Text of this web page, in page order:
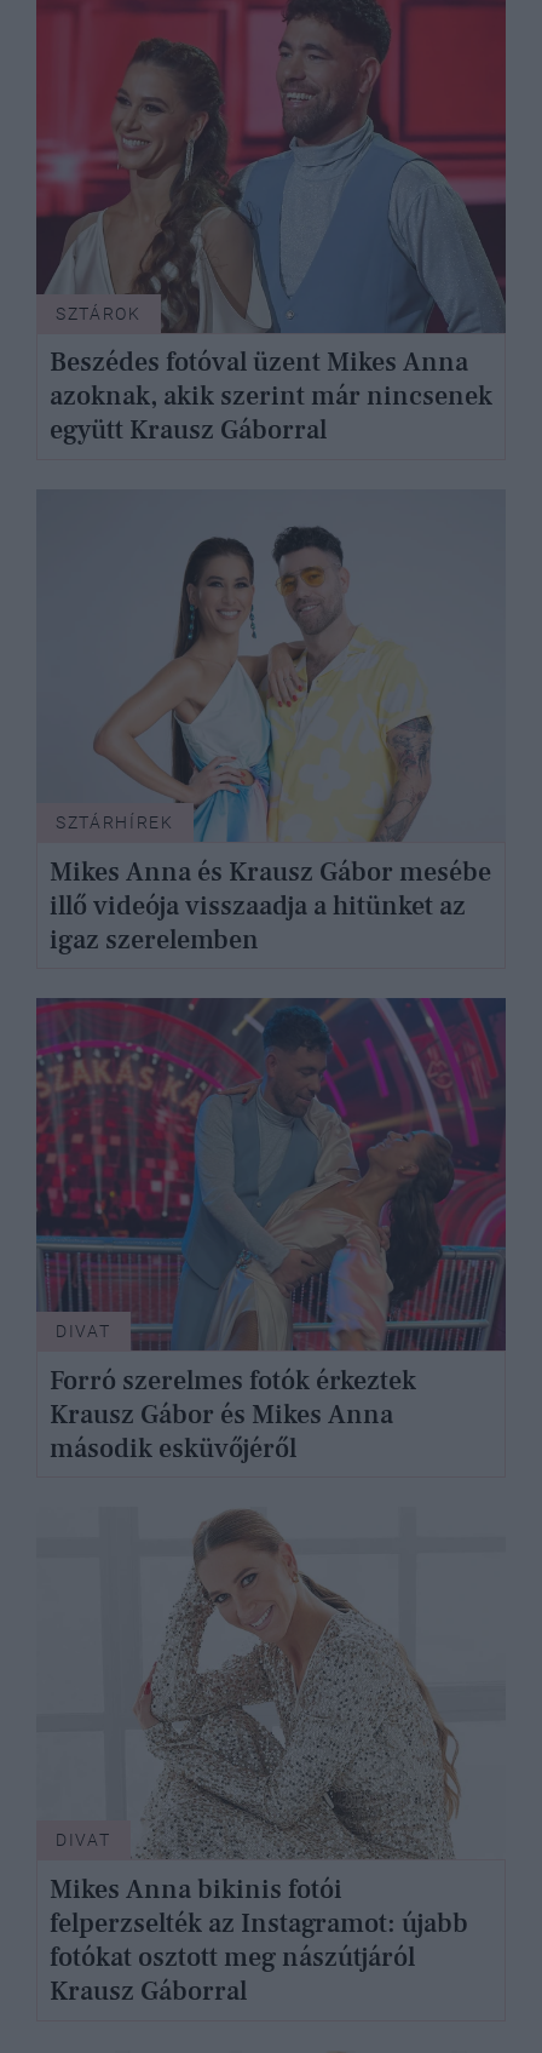
SZTÁROK
Beszédes fotóval üzent Mikes Anna
azoknak, akik szerint már nincsenek
együtt Krausz Gáborral
SZTÁRHÍREK
Mikes Anna és Krausz Gábor mesébe
illő videója visszaadja a hitünket az
igaz szerelemben
DIVAT
Forró szerelmes fotók érkeztek
Krausz Gábor és Mikes Anna
második esküvőjéről
DIVAT
Mikes Anna bikinis fotói
felperzselték az Instagramot: újabb
fotókat osztott meg nászútjáról
Krausz Gáborral